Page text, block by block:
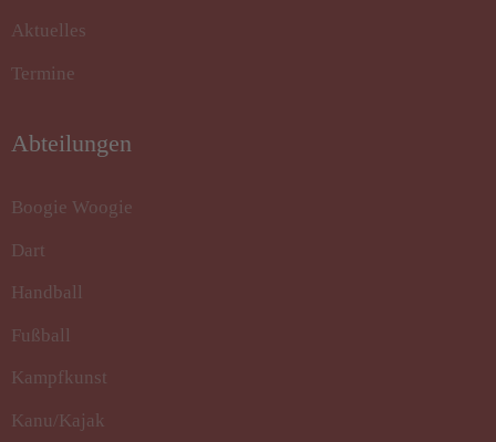
Aktuelles
Termine
Abteilungen
Boogie Woogie
Dart
Handball
Fußball
Kampfkunst
Kanu/Kajak